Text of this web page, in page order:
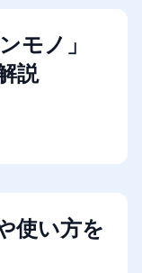
モノ」
説
使い方を